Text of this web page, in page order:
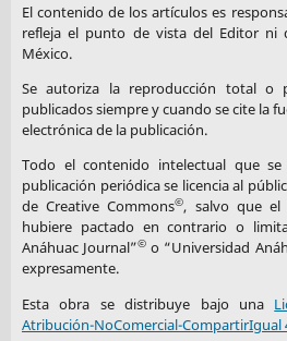
El contenido de los artículos es
refleja el punto de vista del Editor ni
México.
Se autoriza la reproducción total o
publicados siempre y cuando se cite la
electrónica de la publicación.
Todo el contenido intelectual que
publicación periódica se licencia al
de Creative Commons©, salvo que el
hubiere pactado en contrario o
Anáhuac Journal”© o “Universidad
expresamente.
Esta obra se distribuye bajo una
Atribución-NoComercial-CompartirIgual